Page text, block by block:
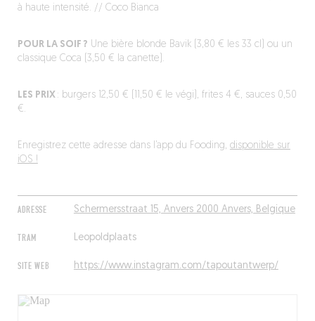
ADRESSE Schermersstraat 15, Anvers 2000 Anvers, Belgique
TRAM Leopoldplaats
SITE WEB https://www.instagram.com/tapoutantwerp/
à haute intensité. // Coco Bianca
POUR LA SOIF ? Une bière blonde Bavik (​​​​3,80 € les 33 cl) ou un
classique Coca ​​​​(3,50 € la canette).
LES PRIX: burgers 12,50 € (11,50 € le végi), frites 4 €, sauces 0,50
€.
Enregistrez cette adresse dans l’app du Fooding, disponible sur
iOS !